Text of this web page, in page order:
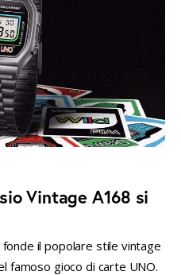
Vintage A168 si
il popolare stile vintage
famoso gioco di carte UNO.